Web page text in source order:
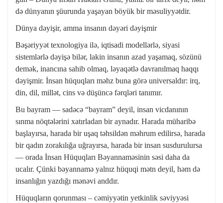
də dünyanın şüurunda yaşayan böyük bir məsuliyyətdir.
Dünya dəyişir, amma insanın dəyəri dəyişmir
Bəşəriyyət texnologiya ilə, iqtisadi modellərlə, siyasi
sistemlərlə dəyişə bilər, lakin insanın azad yaşamaq, sözünü
demək, inancına sahib olmaq, ləyaqətlə davranılmaq haqqı
dəyişmir. İnsan hüquqları məhz buna görə universaldır: irq,
din, dil, millət, cins və düşüncə fərqləri tanımır.
Bu bayram — sadəcə “bayram” deyil, insan vicdanının
sınma nöqtələrini xatırladan bir aynadır. Harada müharibə
başlayırsa, harada bir uşaq təhsildən məhrum edilirsə, harada
bir qadın zorakılığa uğrayırsa, harada bir insan susdurulursa
— orada İnsan Hüquqları Bəyannaməsinin səsi daha da
ucalır. Çünki bəyannamə yalnız hüquqi mətn deyil, həm də
insanlığın yazdığı mənəvi anddır.
Hüquqların qorunması – cəmiyyətin yetkinlik səviyyəsi